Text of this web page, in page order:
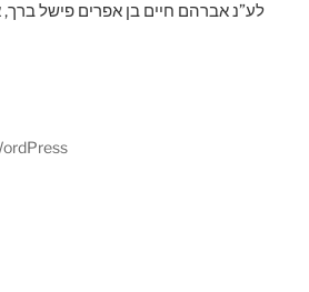
לע”נ אברהם חיים בן אפרים פישל